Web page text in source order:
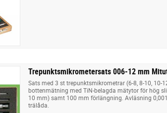
Trepunktsmikrometersats 006-12 mm
Sats med 3 st trepunktsmikrometrar (6-8, 8-10, 10-
bottenmätning med TiN-belagda mätytor för hög
10 mm) samt 100 mm förlängning. Avläsning
trälåda.